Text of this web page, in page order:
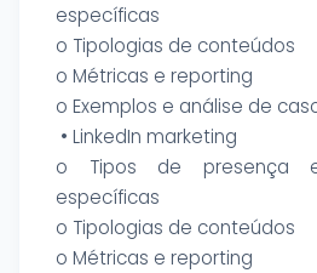
específicas
o Tipologias de conteúdos
o Métricas e reporting
o Exemplos e análise de
• LinkedIn marketing
o Tipos de presença e
específicas
o Tipologias de conteúdos
o Métricas e reporting